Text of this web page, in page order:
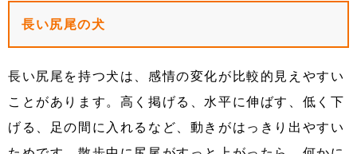
長い尻尾の犬
長い尻尾を持つ犬は、感情の変化が比較的見えやすい
ことがあります。高く掲げる、水平に伸ばす、低く下
げる、足の間に入れるなど、動きがはっきり出やすい